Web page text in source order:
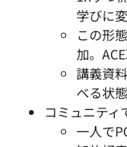
学びに
この形
加。
講義資
べる状
コミュニテ
一人で